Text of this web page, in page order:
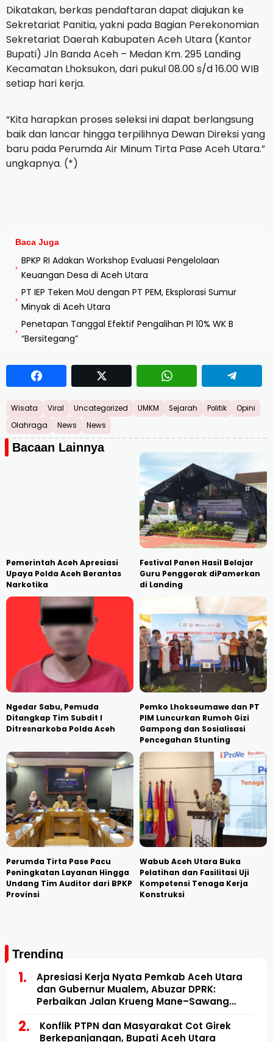
Dikatakan, berkas pendaftaran dapat diajukan ke
Sekretariat Panitia, yakni pada Bagian Perekonomian
Sekretariat Daerah Kabupaten Aceh Utara (Kantor
Bupati) Jln Banda Aceh – Medan Km. 295 Landing
Kecamatan Lhoksukon, dari pukul 08.00 s/d 16.00 WIB
setiap hari kerja.
“Kita harapkan proses seleksi ini dapat berlangsung
baik dan lancar hingga terpilihnya Dewan Direksi yang
baru pada Perumda Air Minum Tirta Pase Aceh Utara.”
ungkapnya. (*)
Baca Juga
›
BPKP RI Adakan Workshop Evaluasi Pengelolaan
Keuangan Desa di Aceh Utara
›
PT IEP Teken MoU dengan PT PEM, Eksplorasi Sumur
Minyak di Aceh Utara
›
Penetapan Tanggal Efektif Pengalihan PI 10% WK B
“Bersitegang”
Wisata Viral Uncategorized UMKM Sejarah Politik
Opini
Olahraga
News News
Bacaan Lainnya
Pemerintah Aceh Apresiasi
Upaya Polda Aceh Berantas
Narkotika
Festival Panen Hasil Belajar
Guru Penggerak diPamerkan
di Landing
Ngedar Sabu, Pemuda
Ditangkap Tim Subdit I
Ditresnarkoba Polda Aceh
Pemko Lhokseumawe dan PT
PIM Luncurkan Rumoh Gizi
Gampong dan Sosialisasi
Pencegahan Stunting
Perumda Tirta Pase Pacu
Peningkatan Layanan Hingga
Undang Tim Auditor dari BPKP
Provinsi
Wabub Aceh Utara Buka
Pelatihan dan Fasilitasi Uji
Kompetensi Tenaga Kerja
Konstruksi
Trending
Apresiasi Kerja Nyata Pemkab Aceh Utara
dan Gubernur Mualem, Abuzar DPRK:
Perbaikan Jalan Krueng Mane–Sawang
Konflik PTPN dan Masyarakat Cot Girek
Berkepanjangan, Bupati Aceh Utara